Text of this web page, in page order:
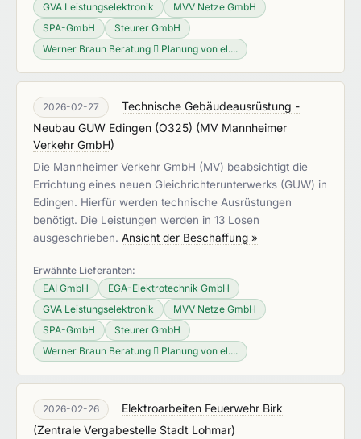
GVA Leistungselektronik
MVV Netze GmbH
SPA-GmbH
Steurer GmbH
Werner Braun Beratung  Planung von el....
2026-02-27
Technische Gebäudeausrüstung -
Neubau GUW Edingen (O325) (MV Mannheimer
Verkehr GmbH)
Die Mannheimer Verkehr GmbH (MV) beabsichtigt die
Errichtung eines neuen Gleichrichterunterwerks (GUW) in
Edingen. Hierfür werden technische Ausrüstungen
benötigt. Die Leistungen werden in 13 Losen
ausgeschrieben. Ansicht der Beschaffung »
Erwähnte Lieferanten:
EAI GmbH
EGA-Elektrotechnik GmbH
GVA Leistungselektronik
MVV Netze GmbH
SPA-GmbH
Steurer GmbH
Werner Braun Beratung  Planung von el....
2026-02-26
Elektroarbeiten Feuerwehr Birk
(Zentrale Vergabestelle Stadt Lohmar)